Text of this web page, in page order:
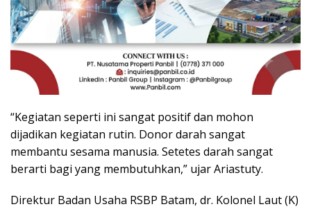
“Kegiatan seperti ini sangat positif dan mohon
dijadikan kegiatan rutin. Donor darah sangat
membantu sesama manusia. Setetes darah sangat
berarti bagi yang membutuhkan,” ujar Ariastuty.
Direktur Badan Usaha RSBP Batam, dr. Kolonel Laut (K)